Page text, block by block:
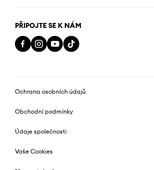
PŘIPOJTE SE K NÁM
Ochrana osobních údajů
Obchodní podmínky
Údaje společnosti
Vaše Cookies